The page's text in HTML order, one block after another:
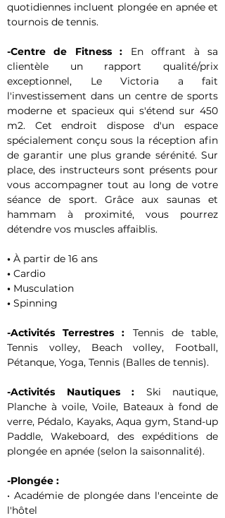
quotidiennes incluent plongée en apnée et
tournois de tennis.
-Centre de Fitness : En offrant à sa
clientèle un rapport qualité/prix
exceptionnel, Le Victoria a fait
l'investissement dans un centre de sports
moderne et spacieux qui s'étend sur 450
m2. Cet endroit dispose d'un espace
spécialement conçu sous la réception afin
de garantir une plus grande sérénité. Sur
place, des instructeurs sont présents pour
vous accompagner tout au long de votre
séance de sport. Grâce aux saunas et
hammam à proximité, vous pourrez
détendre vos muscles affaiblis.
• À partir de 16 ans
• Cardio
• Musculation
• Spinning
-Activités Terrestres : Tennis de table,
Tennis volley, Beach volley, Football,
Pétanque, Yoga, Tennis (Balles de tennis).
-Activités Nautiques : Ski nautique,
Planche à voile, Voile, Bateaux à fond de
verre, Pédalo, Kayaks, Aqua gym, Stand-up
Paddle, Wakeboard, des expéditions de
plongée en apnée (selon la saisonnalité).
-Plongée :
• Académie de plongée dans l'enceinte de
l'hôtel